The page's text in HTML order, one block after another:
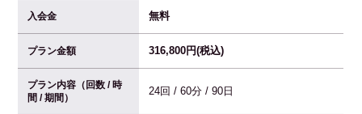
入会金 無料
プラン金額 316,800円(税込)
プラン内容（回数 / 時
間 / 期間）
24回 / 60分 / 90日